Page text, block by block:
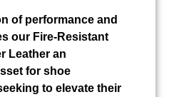
of performance and
our Fire-Resistant
Leather an
for shoe
to elevate their